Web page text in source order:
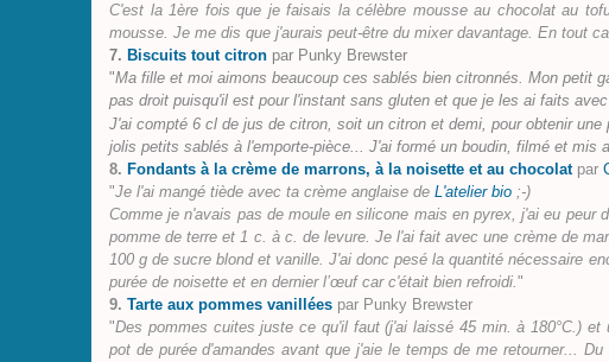
C'est la 1ère fois que je faisais la célèbre mousse au chocolat au
mousse. Je me dis que j'aurais peut-être du mixer davantage. En tout
7. Biscuits tout citron par Punky Brewster
"Ma fille et moi aimons beaucoup ces sablés bien citronnés. Mon petit
pas droit puisqu'il est pour l'instant sans gluten et que je les ai faits
J'ai compté 6 cl de jus de citron, soit un citron et demi, pour obtenir une
jolis petits sablés à l'emporte-pièce... J'ai formé un boudin, filmé et mis
8. Fondants à la crème de marrons, à la noisette et au chocolatpar
"Je l'ai mangé tiède avec ta crème anglaise de L'atelier bio ;-)
Comme je n'avais pas de moule en silicone mais en pyrex, j'ai eu
pomme de terre et 1 c. à c. de levure. Je l'ai fait avec une crème de
100 g de sucre blond et vanille. J'ai donc pesé la quantité nécessaire
purée de noisette et en dernier l’œuf car c'était bien refroidi."
9. Tarte aux pommes vanillées par Punky Brewster
"Des pommes cuites juste ce qu'il faut (j'ai laissé 45 min. à 180°C.)
pot de purée d'amandes avant que j'aie le temps de me retourner...